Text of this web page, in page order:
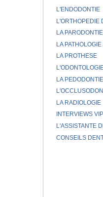
L'ENDODONTIE
L'ORTHOPEDIE
LA
LA
LA PROTHESE
LA PEDODONTIE
LA RADIOLOGIE
INTERVIEWS VIP
L'ASSISTANTE
CONSEILS